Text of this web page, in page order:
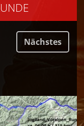
Nächstes